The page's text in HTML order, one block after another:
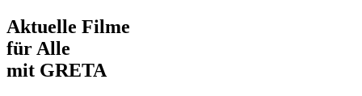
Aktuelle Filme
für Alle
mit GRETA